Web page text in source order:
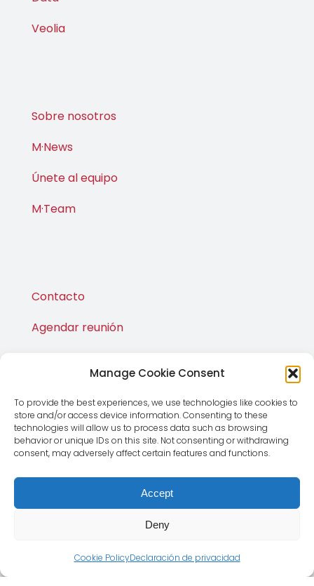
Manage Cookie Consent
To provide the best experiences, we use technologies like cookies to
store and/or access device information. Consenting to these
technologies will allow us to process data such as browsing
behavior or unique IDs on this site. Not consenting or withdrawing
consent, may adversely affect certain features and functions.
Accept
Deny
Cookie PolicyDeclaración de privacidad
Publicaciones
M·Shop
© Copyright 2012 - 2026 | Magnus Global CMD SL | Todos